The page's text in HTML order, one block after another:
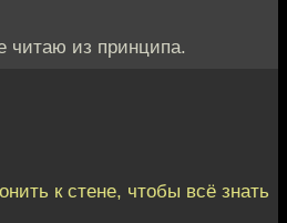
читаю из принципа.
к стене, чтобы всё знать